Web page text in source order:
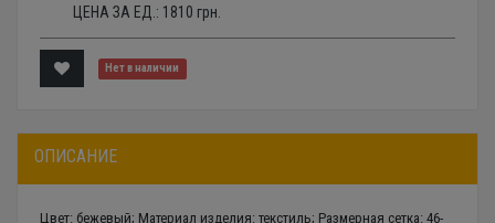
ЦЕНА ЗА ЕД.: 1810 грн.
Нет в наличии
ОПИСАНИЕ
Цвет: бежевый; Материал изделия: текстиль; Размерная сетка: 46-